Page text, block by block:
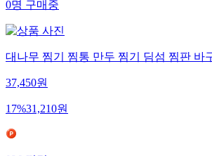
0명구매중
대나무 찜기 찜통 만두 찜기 딤섬 찜판 바
37,450원
17%31,210원